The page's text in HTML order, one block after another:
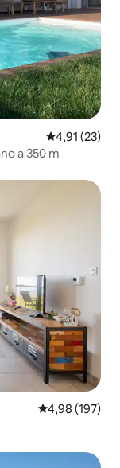
4,91 de uma
4,91 (23)
a 350 m
4,98 de uma
4,98 (197)